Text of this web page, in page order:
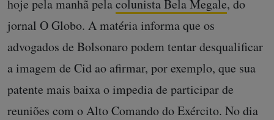
hoje pela manhã pelacolunista Bela Megale, do
jornal O Globo. A matéria informa que os
advogados de Bolsonaro podem tentar desqualificar
a imagem de Cid ao afirmar, por exemplo, que sua
patente mais baixa o impedia de participar de
reuniões com o Alto Comando do Exército. No dia